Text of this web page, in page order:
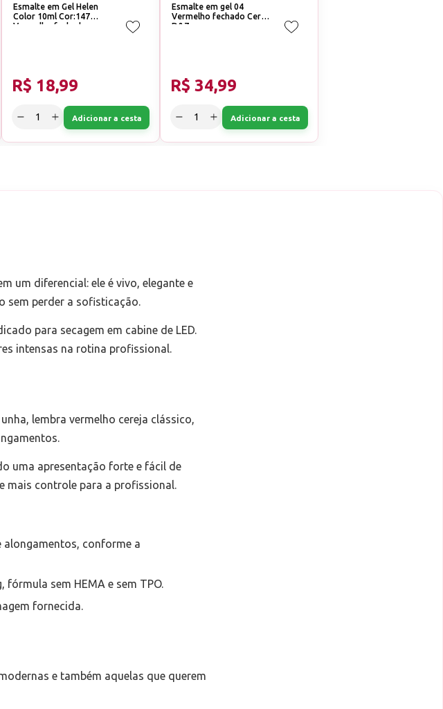
Esmalte em Gel Helen
Color 10ml Cor:147
Vermelho fechado
R$ 18,99
Adicionar a cesta
Esmalte em gel 04
Vermelho fechado Cereja
D&Z
R$ 34,99
Adicionar a cesta
um diferencial: ele é vivo, elegante e
sem perder a sofisticação.
para secagem em cabine de LED.
intensas na rotina profissional.
lembra vermelho cereja clássico,
uma apresentação forte e fácil de
mais controle para a profissional.
alongamentos, conforme a
fórmula sem HEMA e sem TPO.
fornecida.
e também aquelas que querem